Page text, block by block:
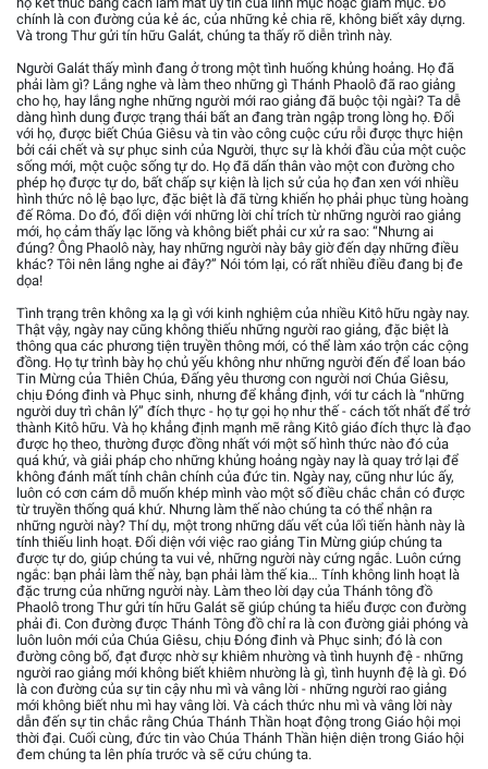
chính là con đường của kẻ ác, của những kẻ chia rẽ, không biết xây dựng.
Và trong Thư gửi tín hữu Galát, chúng ta thấy rõ diễn trình này.
Người Galát thấy mình đang ở trong một tình huống khủng hoảng. Họ đã
phải làm gì? Lắng nghe và làm theo những gì Thánh Phaolô đã rao giảng
cho họ, hay lắng nghe những người mới rao giảng đã buộc tội ngài? Ta dễ
dàng hình dung được trạng thái bất an đang tràn ngập trong lòng họ. Đối
với họ, được biết Chúa Giêsu và tin vào công cuộc cứu rỗi được thực hiện
bởi cái chết và sự phục sinh của Người, thực sự là khởi đầu của một cuộc
sống mới, một cuộc sống tự do. Họ đã dấn thân vào một con đường cho
phép họ được tự do, bất chấp sự kiện là lịch sử của họ đan xen với nhiều
hình thức nô lệ bạo lực, đặc biệt là đã từng khiến họ phải phục tùng hoàng
đế Rôma. Do đó, đối diện với những lời chỉ trích từ những người rao giảng
mới, họ cảm thấy lạc lõng và không biết phải cư xử ra sao: “Nhưng ai
đúng? Ông Phaolô này, hay những người này bây giờ đến dạy những điều
khác? Tôi nên lắng nghe ai đây?” Nói tóm lại, có rất nhiều điều đang bị đe
dọa!
Tình trạng trên không xa lạ gì với kinh nghiệm của nhiều Kitô hữu ngày nay.
Thật vậy, ngày nay cũng không thiếu những người rao giảng, đặc biệt là
thông qua các phương tiện truyền thông mới, có thể làm xáo trộn các cộng
đồng. Họ tự trình bày họ chủ yếu không như những người đến để loan báo
Tin Mừng của Thiên Chúa, Đấng yêu thương con người nơi Chúa Giêsu,
chịu Đóng đinh và Phục sinh, nhưng để khẳng định, với tư cách là “những
người duy trì chân lý” đích thực - họ tự gọi họ như thế - cách tốt nhất để trở
thành Kitô hữu. Và họ khẳng định mạnh mẽ rằng Kitô giáo đích thực là đạo
được họ theo, thường được đồng nhất với một số hình thức nào đó của
quá khứ, và giải pháp cho những khủng hoảng ngày nay là quay trở lại để
không đánh mất tính chân chính của đức tin. Ngày nay, cũng như lúc ấy,
luôn có cơn cám dỗ muốn khép mình vào một số điều chắc chắn có được
từ truyền thống quá khứ. Nhưng làm thế nào chúng ta có thể nhận ra
những người này? Thí dụ, một trong những dấu vết của lối tiến hành này là
tính thiếu linh hoạt. Đối diện với việc rao giảng Tin Mừng giúp chúng ta
được tự do, giúp chúng ta vui vẻ, những người này cứng ngắc. Luôn cứng
ngắc: bạn phải làm thế này, bạn phải làm thế kia… Tính không linh hoạt là
đặc trưng của những người này. Làm theo lời dạy của Thánh tông đồ
Phaolô trong Thư gửi tín hữu Galát sẽ giúp chúng ta hiểu được con đường
phải đi. Con đường được Thánh Tông đồ chỉ ra là con đường giải phóng và
luôn luôn mới của Chúa Giêsu, chịu Đóng đinh và Phục sinh; đó là con
đường công bố, đạt được nhờ sự khiêm nhường và tình huynh đệ - những
người rao giảng mới không biết khiêm nhường là gì, tình huynh đệ là gì. Đó
là con đường của sự tin cậy nhu mì và vâng lời - những người rao giảng
mới không biết nhu mì hay vâng lời. Và cách thức nhu mì và vâng lời này
dẫn đến sự tin chắc rằng Chúa Thánh Thần hoạt động trong Giáo hội mọi
thời đại. Cuối cùng, đức tin vào Chúa Thánh Thần hiện diện trong Giáo hội
đem chúng ta lên phía trước và sẽ cứu chúng ta.